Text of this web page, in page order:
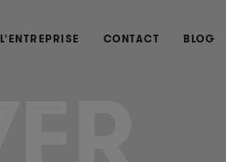
L'ENTREPRISE CONTACT BLOG